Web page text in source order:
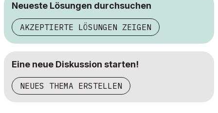
Neueste Lösungen durchsuchen
AKZEPTIERTE LÖSUNGEN ZEIGEN
Eine neue Diskussion starten!
NEUES THEMA ERSTELLEN